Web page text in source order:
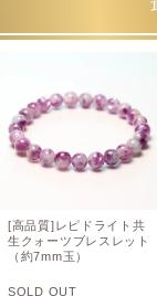
[高品質]レピドライト共
生クォーツブレスレット
（約7mm玉）
SOLD OUT